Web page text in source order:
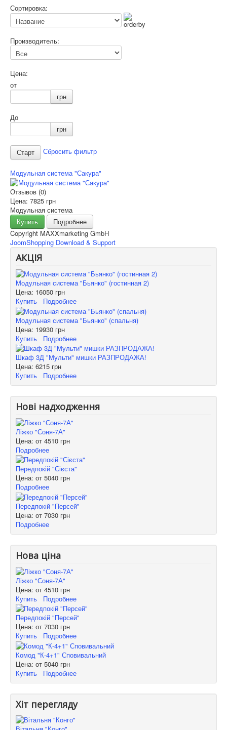
Сортировка:
Производитель:
Цена:
от
грн
До
грн
Сбросить фильтр
Модульная система "Сакура"
Отзывов (0)
Цена: 7825 грн
Модульная система
Купить
Подробнее
Copyright MAXXmarketing GmbH
JoomShopping Download & Support
АКЦІЯ
Модульная система "Бьянко" (гостинная 2)
Цена: 16050 грн
Купить
Подробнее
Модульная система "Бьянко" (спальня)
Цена: 19930 грн
Купить
Подробнее
Шкаф 3Д "Мульти" мишки РАЗПРОДАЖА!
Цена: 6215 грн
Купить
Подробнее
Нові надходження
Ліжко "Соня-7А"
Цена: от 4510 грн
Подробнее
Передпокій "Сієста"
Цена: от 5040 грн
Подробнее
Передпокій "Персей"
Цена: от 7030 грн
Подробнее
Нова ціна
Ліжко "Соня-7А"
Цена: от 4510 грн
Купить
Подробнее
Передпокій "Персей"
Цена: от 7030 грн
Купить
Подробнее
Комод "К-4+1" Сповивальний
Цена: от 5040 грн
Купить
Подробнее
Хіт перегляду